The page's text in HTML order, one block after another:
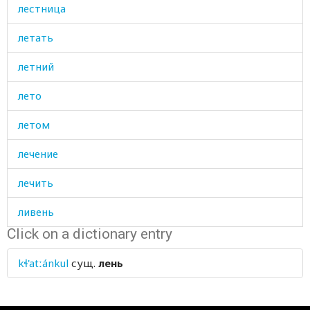
лестница
летать
летний
лето
летом
лечение
лечить
ливень
лидер
лидировать
Click on a dictionary entry
kɬ'atːánkul сущ. лень